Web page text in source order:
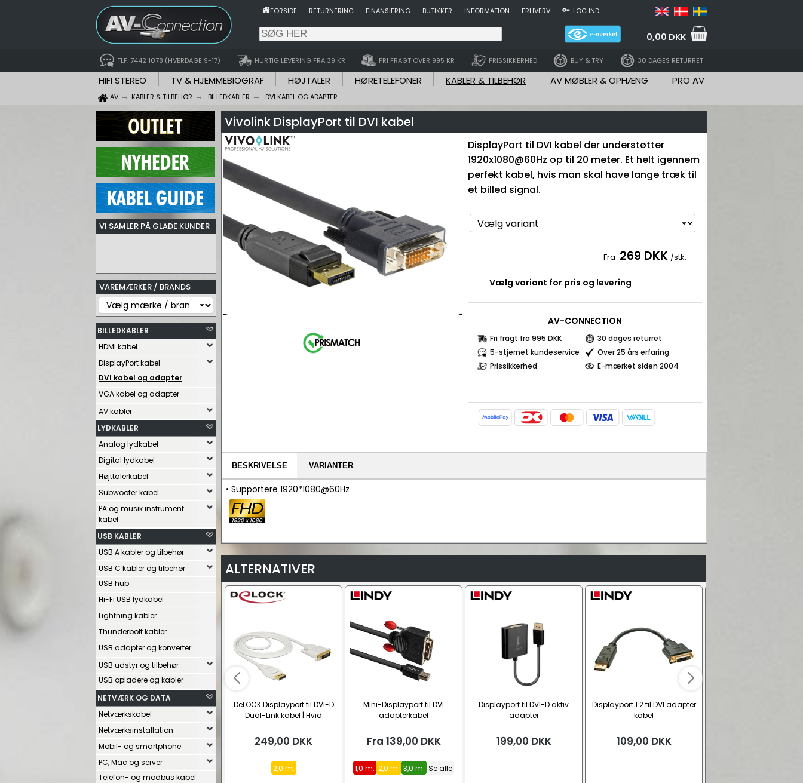
FORSIDE RETURNERING FINANSIERING BUTIKKER INFORMATION ERHVERV LOG IND
0,00 DKK
TLF. 7442 1078 (HVERDAGE 9-17) HURTIG LEVERING FRA 39 KR FRI FRAGT OVER 995 KR PRISSIKKERHED BUY & TRY 30 DAGES RETURRET
HIFI STEREO TV & HJEMMEBIOGRAF HØJTALER HØRETELEFONER KABLER & TILBEHØR AV MØBLER & OPHÆNG PRO AV
AV KABLER & TILBEHØR BILLEDKABLER DVI KABEL OG ADAPTER
VI SAMLER PÅ GLADE KUNDER
VAREMÆRKER / BRANDS
BILLEDKABLER
HDMI kabel
DisplayPort kabel
DVI kabel og adapter
VGA kabel og adapter
AV kabler
LYDKABLER
Analog lydkabel
Digital lydkabel
Højttalerkabel
Subwoofer kabel
PA og musik instrument
kabel
USB KABLER
USB A kabler og tilbehør
USB C kabler og tilbehør
USB hub
Hi-Fi USB lydkabel
Lightning kabler
Thunderbolt kabler
USB adapter og konverter
USB udstyr og tilbehør
USB opladere og kabler
NETVÆRK OG DATA
Netværkskabel
Netværksinstallation
Mobil- og smartphone
PC, Mac og server
Telefon- og modbus kabel
Vivolink DisplayPort til DVI kabel
DisplayPort til DVI kabel der understøtter
1920x1080@60Hz op til 20 meter. Et helt igennem
perfekt kabel, hvis man skal have lange træk til
et billed signal.
Fra 269 DKK /stk.
Vælg variant for pris og levering
AV-CONNECTION
Fri fragt fra 995 DKK
30 dages returret
5-stjernet kundeservice
Over 25 års erfaring
Prissikkerhed
E-mærket siden 2004
BESKRIVELSE VARIANTER
• Supportere 1920*1080@60Hz
ALTERNATIVER
DeLOCK Displayport til DVI-D
Dual-Link kabel | Hvid
249,00 DKK
2,0 m.
Mini-Displayport til DVI
adapterkabel
Fra 139,00 DKK
1,0 m. 2,0 m. 3,0 m. Se alle
Displayport til DVI-D aktiv
adapter
199,00 DKK
Displayport 1.2 til DVI adapter
kabel
109,00 DKK